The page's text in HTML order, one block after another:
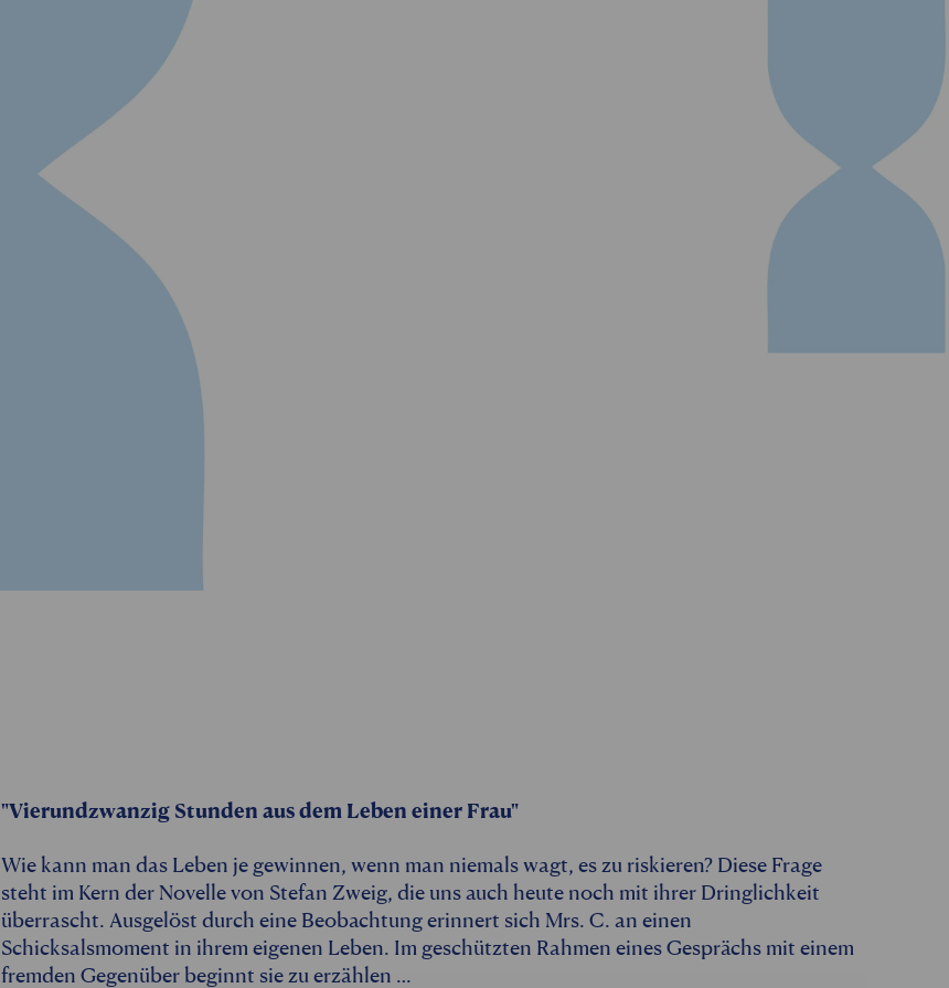
"Vierundzwanzig Stunden aus dem Leben einer Frau"
Wie kann man das Leben je gewinnen, wenn man niemals wagt, es zu riskieren? Diese Frage
steht im Kern der Novelle von Stefan Zweig, die uns auch heute noch mit ihrer Dringlichkeit
überrascht. Ausgelöst durch eine Beobachtung erinnert sich Mrs. C. an einen
Schicksalsmoment in ihrem eigenen Leben. Im geschützten Rahmen eines Gesprächs mit einem
fremden Gegenüber beginnt sie zu erzählen …